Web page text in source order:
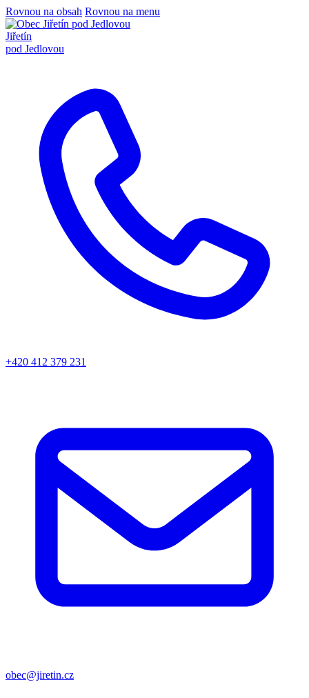
Rovnou na obsah Rovnou na menu
Jiřetín
pod Jedlovou
+420 412 379 231
obec@jiretin.cz